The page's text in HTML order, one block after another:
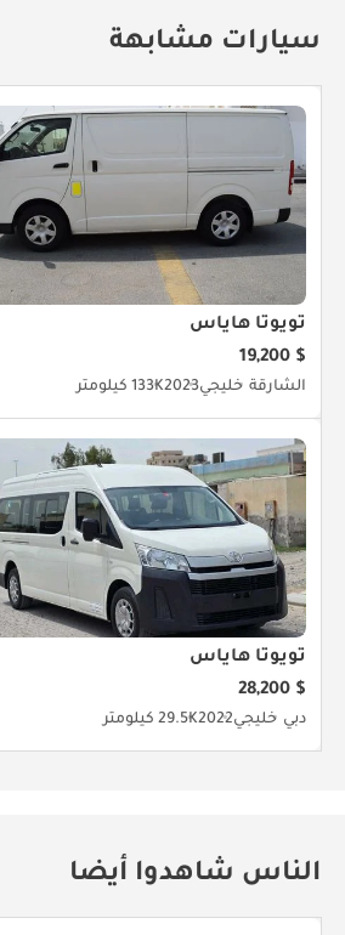
سيارات مشابهة
تويوتا هاياس
$ 19,200
الشارقة خليجي2023133K كيلومتر
تويوتا هاياس
$ 28,200
دبي خليجي202229.5K كيلومتر
الناس شاهدوا أيضا